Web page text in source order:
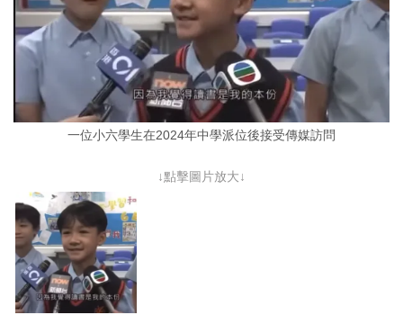
一位小六學生在2024年中學派位後接受傳媒訪問
↓點擊圖片放大↓